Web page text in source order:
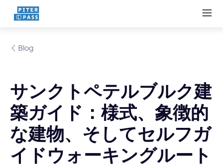
Blog
サンクトペテルブルク建
築ガイド：様式、象徴的
な建物、そしてセルフガ
イドウォーキングルート